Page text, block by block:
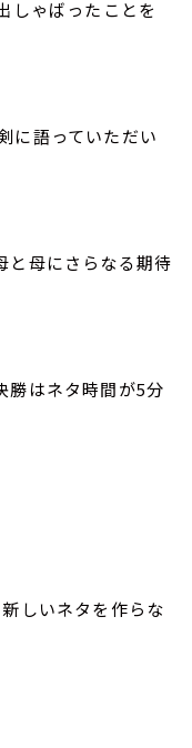
しゃばったことを
に語っていただい
と母にさらなる期待
勝はネタ時間が5分
しいネタを作らな